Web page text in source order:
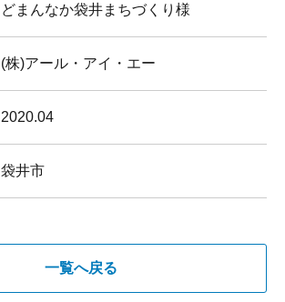
どまんなか袋井まちづくり様
(株)アール・アイ・エー
2020.04
袋井市
一覧へ戻る